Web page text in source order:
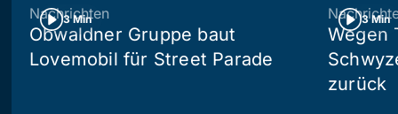
3 Min
Nachrichten
Obwaldner Gruppe baut
Lovemobil für Street Parade
3 Min
Wegen
zurück